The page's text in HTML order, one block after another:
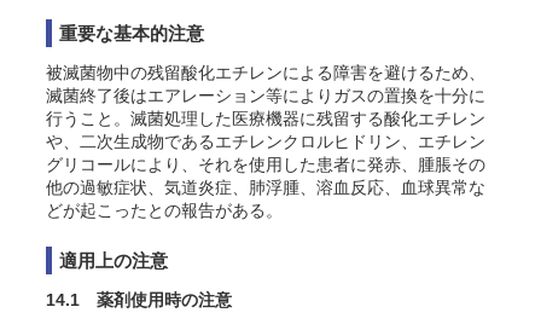
重要な基本的注意
被滅菌物中の残留酸化エチレンによる障害を避けるため、
滅菌終了後はエアレーション等によりガスの置換を十分に
行うこと。滅菌処理した医療機器に残留する酸化エチレン
や、二次生成物であるエチレンクロルヒドリン、エチレン
グリコールにより、それを使用した患者に発赤、腫脹その
他の過敏症状、気道炎症、肺浮腫、溶血反応、血球異常な
どが起こったとの報告がある。
適用上の注意
14.1 薬剤使用時の注意